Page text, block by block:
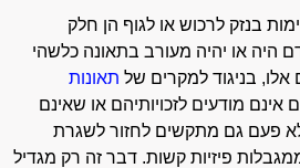
בנזק לרכוש או לגוף הן חלק
היה או יהיה מעורב בתאונה כלשהי
אלו, בניגוד למקרים של תאונות
מודעים לזכויותיהם או שאינם
פעם גם מתקשים לחזור לשגרת
פיזיות קשות. דבר זה רק מגדיל